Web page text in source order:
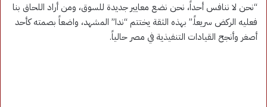
“نحن لا ننافس أحداً، نحن نضع معايير جديدة للسوق، ومن أراد اللحاق بنا
فعليه الركض سريعاً.” بهذه الثقة يختتم “ندا” المشهد، واضعاً بصمته كأحد
أصغر وأنجح القيادات التنفيذية في مصر حالياً.